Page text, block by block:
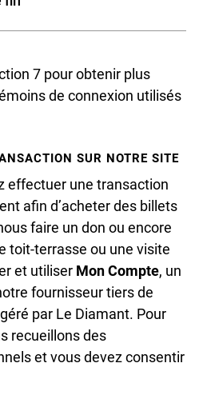
utilisez (Google Chrome,
Mozilla Firefox, etc.) ;
votre fournisseur d’accès
visite sur le Site ;
sur le Site ;
duquel vous accédez au
7 pour obtenir plus
de connexion utilisés
SUR NOTRE SITE
effectuer une transaction
afin d’acheter des billets
faire un don ou encore
toit-terrasse ou une visite
et utiliser Mon Compte, un
fournisseur tiers de
par Le Diamant. Pour
recueillons des
et vous devez consentir